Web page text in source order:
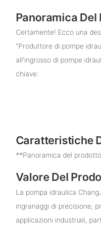
Panoramica Del
Certamente! Ecco una
"Produttore di pompe
all'ingrosso di pompe
chiave:
Caratteristiche
**Panoramica del
Valore Del
La pompa idraulica
ingranaggi di precisione,
applicazioni industriali,